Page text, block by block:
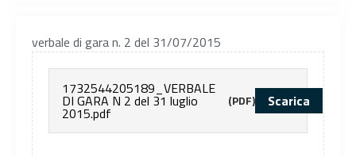
verbale di gara n. 2 del 31/07/2015
1732544205189_VERBALE
DI GARA N 2 del 31 luglio
2015.pdf
(PDF) Scarica